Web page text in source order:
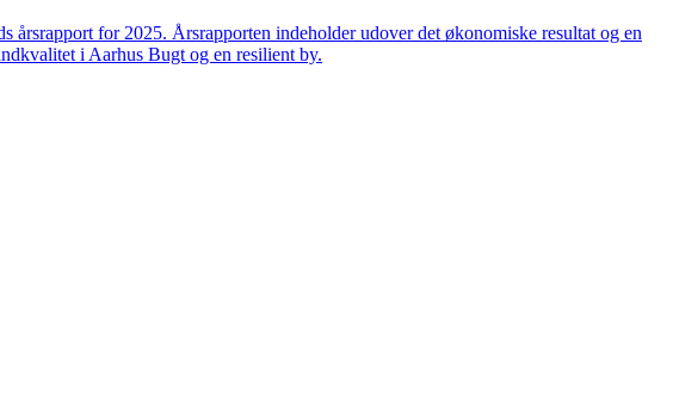
for 2025. Årsrapporten indeholder udover det økonomiske resultat og en
i Aarhus Bugt og en resilient by.